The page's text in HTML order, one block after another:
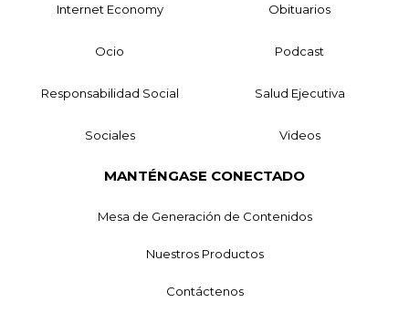
Internet Economy Obituarios
Ocio Podcast
Responsabilidad Social Salud Ejecutiva
Sociales Videos
MANTÉNGASE CONECTADO
Mesa de Generación de Contenidos
Nuestros Productos
Contáctenos